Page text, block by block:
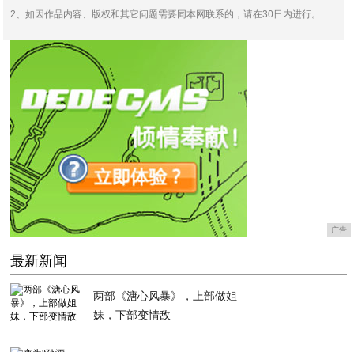
2、如因作品内容、版权和其它问题需要同本网联系的，请在30日内进行。
广告
最新新闻
两部《溏心风暴》，上部做姐
妹，下部变情敌